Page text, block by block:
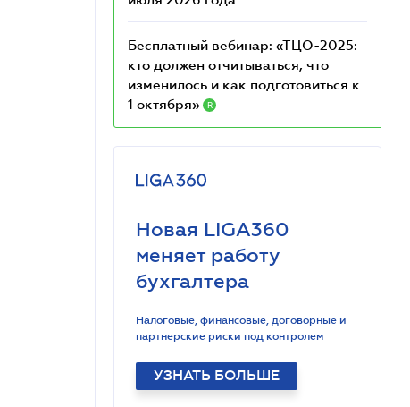
Бесплатный вебинар: «ТЦО-2025:
кто должен отчитываться, что
изменилось и как подготовиться к
1 октября»
R
Новая LIGA360
меняет работу
бухгалтера
Налоговые, финансовые, договорные и
партнерские риски под контролем
УЗНАТЬ БОЛЬШЕ